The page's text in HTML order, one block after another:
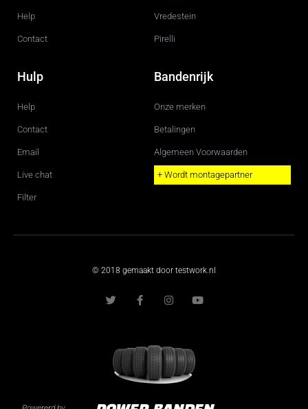
Help
Contact
Vredestein
Pirelli
Hulp
Help
Contact
Email
Live chat
Filter
Bandenrijk
Onze merken
Betalingen
Algemeen Voorwaarden
+ Wordt montagepartner
© 2018 gemaakt door testwork.nl
w
i
a
c
o
k
-
f
n
s
r
a
m
o
u